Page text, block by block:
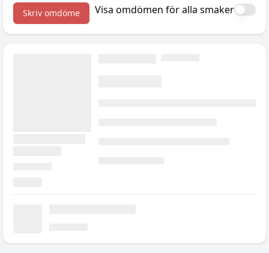
vad forskningen säger
om det verkliga taket.
Skriv omdöme Visa omdömen för alla smaker